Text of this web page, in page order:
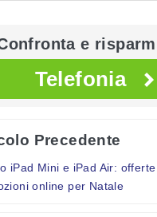
e
Telefonia
Precedente
iPad Mini e iPad Air:
online per Natale